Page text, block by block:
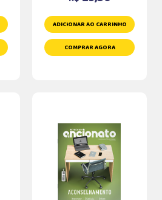
ADICIONAR AO CARRINHO
COMPRAR AGORA